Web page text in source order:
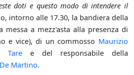
doti e questo modo di intendere il
intorno alle 17.30, la bandiera della
messa a mezz'asta alla presenza di
e vice), di un commosso Maurizio
Tare e del responsabile della
Martino.